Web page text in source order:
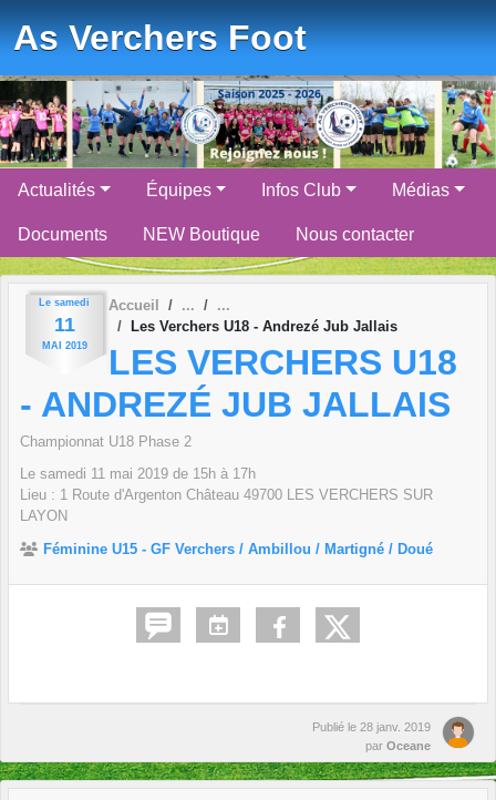
As Verchers Foot
Actualités Équipes Infos Club Médias
Documents NEW Boutique Nous contacter
Le samedi
11
MAI 2019
Accueil
Les Verchers U18 - Andrezé Jub Jallais
LES VERCHERS U18
- ANDREZÉ JUB JALLAIS
Championnat U18 Phase 2
Le samedi 11 mai 2019 de 15h à 17h
Lieu : 1 Route d'Argenton Château 49700 LES VERCHERS SUR
LAYON
Féminine U15 - GF Verchers / Ambillou / Martigné / Doué
Publié le 28 janv. 2019
par Oceane